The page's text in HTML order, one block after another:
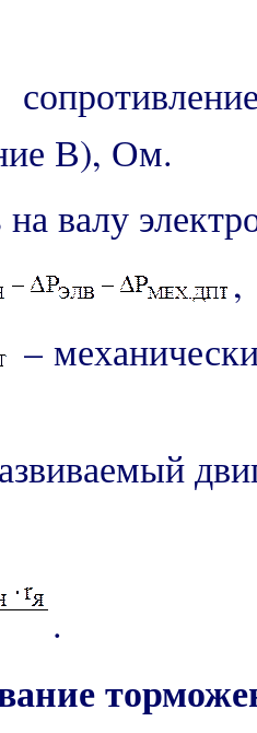
В), Ом.
валу
,
–
.